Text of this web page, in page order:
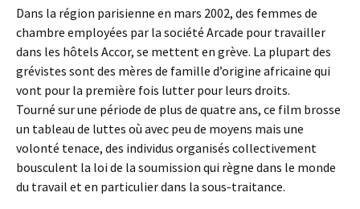
Dans la région parisienne en mars 2002, des femmes de
chambre employées par la société Arcade pour travailler
dans les hôtels Accor, se mettent en grève. La plupart des
grévistes sont des mères de famille d’origine africaine qui
vont pour la première fois lutter pour leurs droits.
Tourné sur une période de plus de quatre ans, ce film brosse
un tableau de luttes où avec peu de moyens mais une
volonté tenace, des individus organisés collectivement
bousculent la loi de la soumission qui règne dans le monde
du travail et en particulier dans la sous-traitance.